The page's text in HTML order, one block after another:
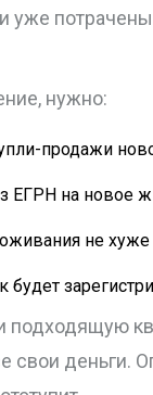
уже
нужно:
продажи
ЕГРН на новое
не хуже
будет
подходящую
свои деньги.